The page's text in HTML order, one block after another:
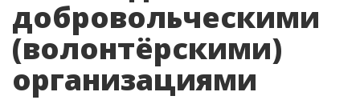
добровольческими
(волонтёрскими)
организациями